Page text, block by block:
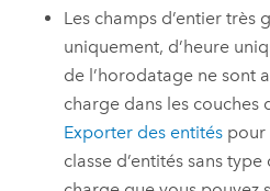
Les champs d’entier très
uniquement, d’heure
de l’horodatage ne sont
charge dans les couches
Exporter des entités pour
classe d’entités sans